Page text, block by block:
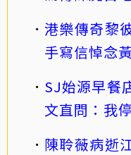
港樂傳奇黎
手寫信悼念
SJ始源早餐
文直問：我
陳聆薇病逝